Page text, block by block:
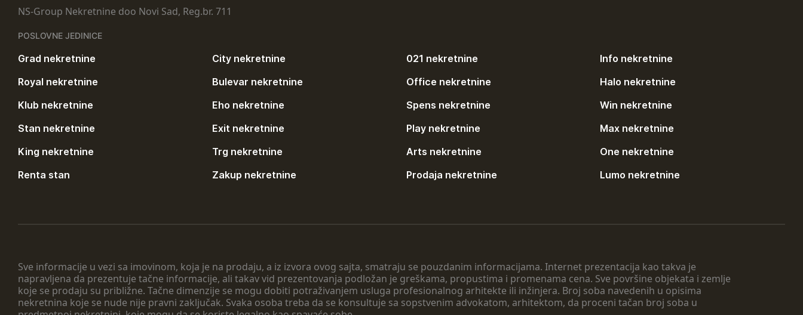
Sve informacije u vezi sa imovinom, koja je na prodaju, a iz izvora ovog sajta, smatraju se pouzdanim informacijama. Internet prezentacija kao takva je
napravljena da prezentuje tačne informacije, ali takav vid prezentovanja podložan je greškama, propustima i promenama cena. Sve površine objekata i zemlje
koje se prodaju su približne. Tačne dimenzije se mogu dobiti potraživanjem usluga profesionalnog arhitekte ili inžinjera. Broj soba navedenih u opisima
nekretnina koje se nude nije pravni zaključak. Svaka osoba treba da se konsultuje sa sopstvenim advokatom, arhitektom, da proceni tačan broj soba u
NS-Group Nekretnine doo Novi Sad, Reg.br. 711
POSLOVNE JEDINICE
Grad nekretnine City nekretnine 021 nekretnine
Info nekretnine
Royal nekretnine
Bulevar nekretnine Office nekretnine
Halo nekretnine
Klub nekretnine
Eho nekretnine Spens nekretnine
Win nekretnine
Stan nekretnine
Exit nekretnine Play nekretnine
Max nekretnine
King nekretnine
Trg nekretnine Arts nekretnine
One nekretnine
Renta stan
Zakup nekretnine Prodaja nekretnine Lumo nekretnine